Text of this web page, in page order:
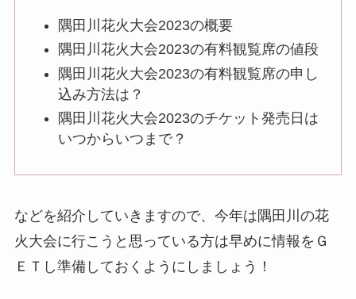
隅田川花火大会2023の概要
隅田川花火大会2023の有料観覧席の値段
隅田川花火大会2023の有料観覧席の申し
込み方法は？
隅田川花火大会2023のチケット発売日は
いつからいつまで？
などを紹介していきますので、今年は隅田川の花
火大会に行こうと思っている方は早めに情報をＧ
ＥＴし準備しておくようにしましょう！